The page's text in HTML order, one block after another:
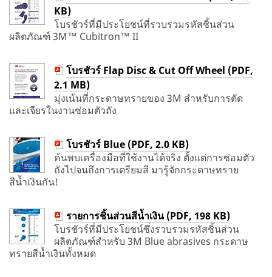
KB)
โบรชัวร์ที่มีประโยชน์ที่รวบรวมรหัสชิ้นส่วน
ผลิตภัณฑ์ 3M™ Cubitron™ II
โบรชัวร์ Flap Disc & Cut Off Wheel (PDF,
2.1 MB)
มุ่งเน้นที่กระดาษทรายของ 3M สำหรับการตัด
และเจียรในงานซ่อมตัวถัง
โบรชัวร์ Blue (PDF, 2.0 KB)
ค้นพบเครื่องมือที่ใช้งานได้จริง ตั้งแต่การซ่อมตัว
ถังไปจนถึงการเตรียมสี มารู้จักกระดาษทราย
สีน้ำเงินกัน!
รายการชิ้นส่วนสีน้ำเงิน (PDF, 198 KB)
โบรชัวร์ที่มีประโยชน์ซึ่งรวบรวมรหัสชิ้นส่วน
ผลิตภัณฑ์สำหรับ 3M Blue abrasives กระดาษ
ทรายสีน้ำเงินทั้งหมด